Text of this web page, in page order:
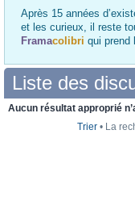
Après 15 années
et les curieux, il reste
Framacolibri qui
Liste des
Aucun résultat approprié
Trier • La